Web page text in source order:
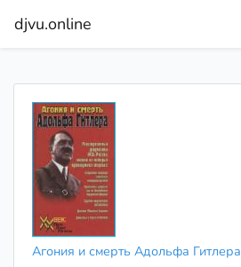
djvu.online
Агония и смерть Адольфа Гитлера